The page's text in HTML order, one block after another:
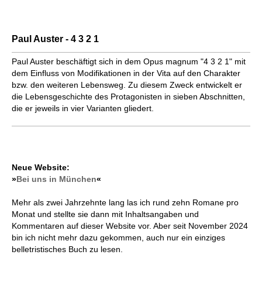
Paul Auster - 4 3 2 1
Paul Auster beschäftigt sich in dem Opus magnum "4 3 2 1" mit
dem Ein­fluss von Modifikationen in der Vita auf den Charakter
bzw. den weiteren Lebensweg. Zu diesem Zweck ent­wickelt er
die Lebensgeschichte des Protagonisten in sieben Abschnitten,
die er jeweils in vier Varianten gliedert.
Neue Website:
»Bei uns in München«
Mehr als zwei Jahrzehnte lang las ich rund zehn Romane pro
Monat und stellte sie dann mit Inhaltsangaben und
Kommentaren auf dieser Website vor. Aber seit November 2024
bin ich nicht mehr dazu gekommen, auch nur ein einziges
belletristisches Buch zu lesen.